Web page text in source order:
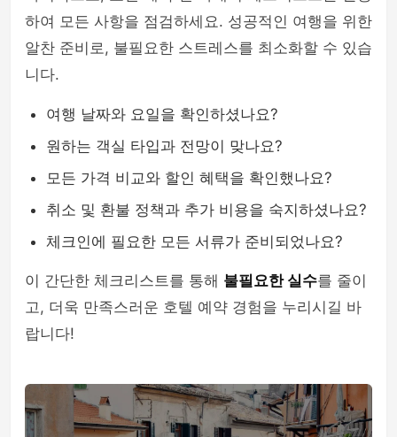
하여 모든 사항을 점검하세요. 성공적인 여행을 위한
알찬 준비로, 불필요한 스트레스를 최소화할 수 있습
니다.
여행 날짜와 요일을 확인하셨나요?
원하는 객실 타입과 전망이 맞나요?
모든 가격 비교와 할인 혜택을 확인했나요?
취소 및 환불 정책과 추가 비용을 숙지하셨나요?
체크인에 필요한 모든 서류가 준비되었나요?
이 간단한 체크리스트를 통해 불필요한 실수를 줄이
고, 더욱 만족스러운 호텔 예약 경험을 누리시길 바
랍니다!